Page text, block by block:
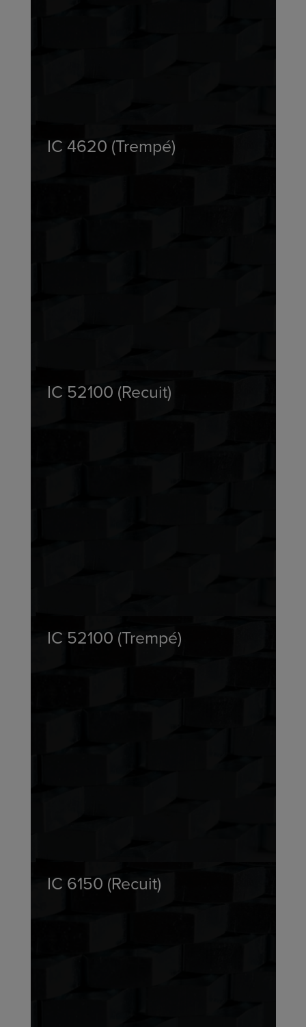
IC 4620 (Trempé)
IC 52100 (Recuit)
IC 52100 (Trempé)
IC 6150 (Recuit)